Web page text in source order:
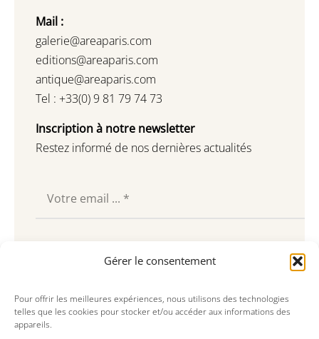
Gérer le consentement
Pour offrir les meilleures expériences, nous utilisons des technologies
telles que les cookies pour stocker et/ou accéder aux informations des
appareils.
Mail :
galerie@areaparis.com
editions@areaparis.com
antique@areaparis.com
Tel : +33(0) 9 81 79 74 73
Inscription à notre newsletter
Restez informé de nos dernières actualités
Souscrire